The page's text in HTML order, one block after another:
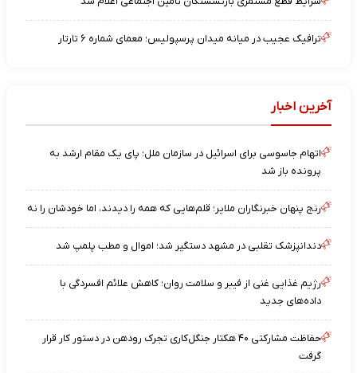
ترافیک عجیب در میانه میدان پرسپولیس؛ معمای شماره ۶ تارتار
آخرین اخبار
اتهام جاسوسی برای اسرائیل در سازمان ملل؛ پای یک مقام ارشد به
پرونده باز شد
رنج پنهان خبرنگاران ملایر؛ قلم‌هایی که همه را دیدند، اما خودشان را نه
دندانپزشک تقلبی در مشهد دستگیر شد؛ اموال و مطب پلمپ شد
رژیم غذایی غنی از فیبر و سلامت روان؛ کاهش علائم افسردگی با
داده‌های جدید
حفاظت مشارکتی ۴۰ هکتار جنگل‌کاری تجرک رودهن در دستور کار قرار
گرفت